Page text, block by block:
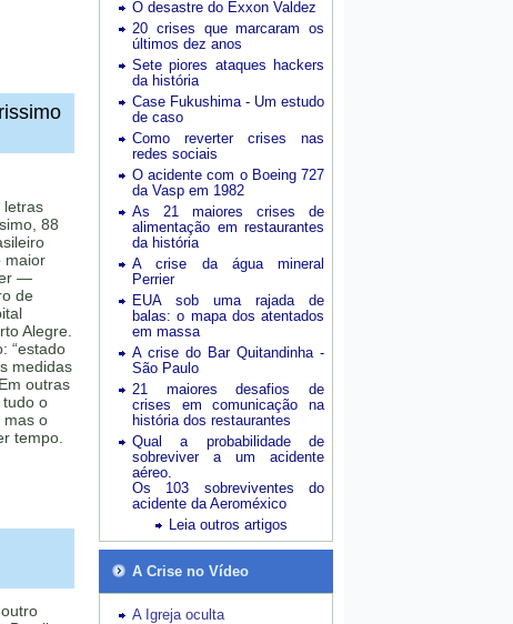
letras
88
maior
—
de
Alegre.
“estado
medidas
outras
tudo o
mas o
tempo.
O desastre do Exxon Valdez
20 crises que marcaram os
últimos dez anos
Sete piores ataques hackers
da história
Case Fukushima - Um estudo
de caso
Como reverter crises nas
redes sociais
O acidente com o Boeing 727
da Vasp em 1982
As 21 maiores crises de
alimentação em restaurantes
da história
A crise da água mineral
Perrier
EUA sob uma rajada de
balas: o mapa dos atentados
em massa
A crise do Bar Quitandinha -
São Paulo
21 maiores desafios de
crises em comunicação na
história dos restaurantes
Qual a probabilidade de
sobreviver a um acidente
aéreo.
Os 103 sobreviventes do
acidente da Aeroméxico
Leia outros artigos
A Crise no Vídeo
A Igreja oculta